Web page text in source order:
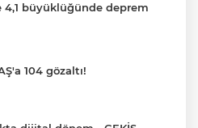
4,1 büyüklüğünde deprem
104 gözaltı!